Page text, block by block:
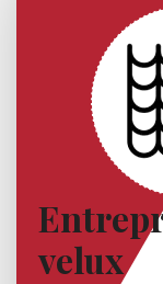
velux